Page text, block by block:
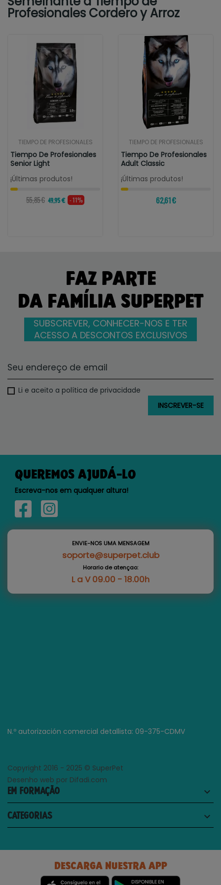
Profesionales Cordero y Arroz
TIEMPO DE PROFESIONALES
Tiempo De Profesionales
Senior Light
¡Últimas produtos!
55,85 € 49,95 € - 11%
TIEMPO DE PROFESIONALES
Tiempo De Profesionales
Adult Classic
¡Últimas produtos!
62,61 €
FAZ PARTE
DA FAMÍLIA SUPERPET
SUBSCREVER, CONHECER-NOS E TER
ACESSO A DESCONTOS EXCLUSIVOS
Li e aceito a política de privacidade
QUEREMOS AJUDÁ-LO
Escreva-nos em qualquer altura!
ENVIE-NOS UMA MENSAGEM
soporte@superpet.club
Horario de atençao:
L a V 09.00 - 18.00h
N.º autorización comercial detallista: 09-375-CDMV
Copyright 2016 - 2025 © SuperPet
Desenho web por Difadi.com
EM FORMAÇÃO keyboard_arrow_down
CATEGORIAS keyboard_arrow_down
DESCARGA NUESTRA APP